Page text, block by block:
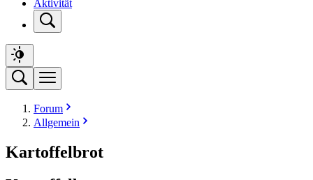
Aktivität
Forum
Allgemein
Kartoffelbrot